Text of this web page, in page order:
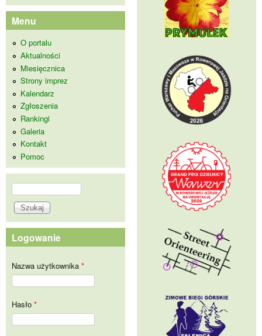
Menu
O portalu
Aktualności
Miesięcznica
Strony imprez
Kalendarz
Zgłoszenia
Rankingi
Galeria
Kontakt
Pomoc
Formularz wyszukiwania
Szukaj
Logowanie
Nazwa użytkownika *
Hasło *